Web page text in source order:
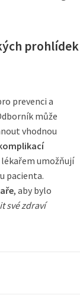
prohlídek
prevenci a
může
vhodnou
umožňují
pacienta.
, aby bylo
své zdraví